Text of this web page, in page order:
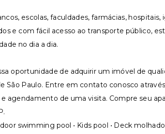
escolas, faculdades, farmácias, hospitais,
e com fácil acesso ao transporte público,
no dia a dia.
oportunidade de adquirir um imóvel de
São Paulo. Entre em contato conosco
agendamento de uma visita. Compre seu
swimming pool • Kids pool • Deck